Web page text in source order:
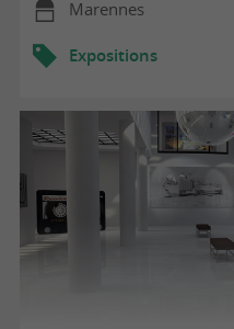
Marennes
Expositions